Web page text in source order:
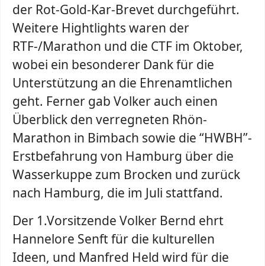
der Rot-Gold-Kar-Brevet durchgeführt.
Weitere Hightlights waren der
RTF-/Marathon und die CTF im Oktober,
wobei ein besonderer Dank für die
Unterstützung an die Ehrenamtlichen
geht. Ferner gab Volker auch einen
Überblick den verregneten Rhön-
Marathon in Bimbach sowie die “HWBH”-
Erstbefahrung von Hamburg über die
Wasserkuppe zum Brocken und zurück
nach Hamburg, die im Juli stattfand.
Der 1.Vorsitzende Volker Bernd ehrt
Hannelore Senft für die kulturellen
Ideen, und Manfred Held wird für die